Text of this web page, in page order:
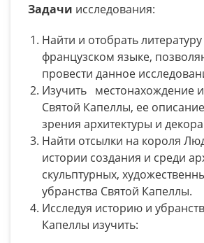
Задачи исследования:
Найти и отобрать
французском языке,
провести данное
Изучить местонахождение
Святой Капеллы, ее
зрения архитектуры и
Найти отсылки на короля
истории создания и среди
скульптурных,
убранства Святой Капеллы.
Исследуя историю и
Капеллы изучить: